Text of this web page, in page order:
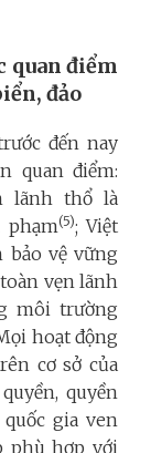
quan điểm
đảo
đến nay
quan điểm:
lãnh thổ là
phạm(5); Việt
bảo vệ vững
vẹn lãnh
môi trường
hoạt động
cơ sở của
quyền
gia ven
phù hợp với